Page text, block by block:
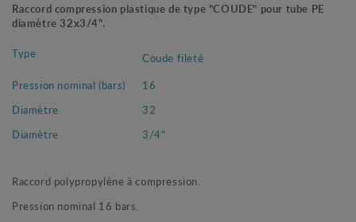
Raccord compression plastique de type "COUDE" pour tube PE
diamètre 32x3/4".
Type
Coude fileté
Pression nominal (bars)
16
Diamètre
32
Diamètre
3/4"
Raccord polypropylène à compression.
Pression nominal 16 bars.